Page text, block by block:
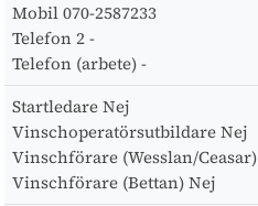
Mobil 070-2587233
Telefon 2 -
Telefon (arbete) -
Startledare Nej
Vinschoperatörsutbildare Nej
Vinschförare (Wesslan/Ceasar)
Vinschförare (Bettan) Nej